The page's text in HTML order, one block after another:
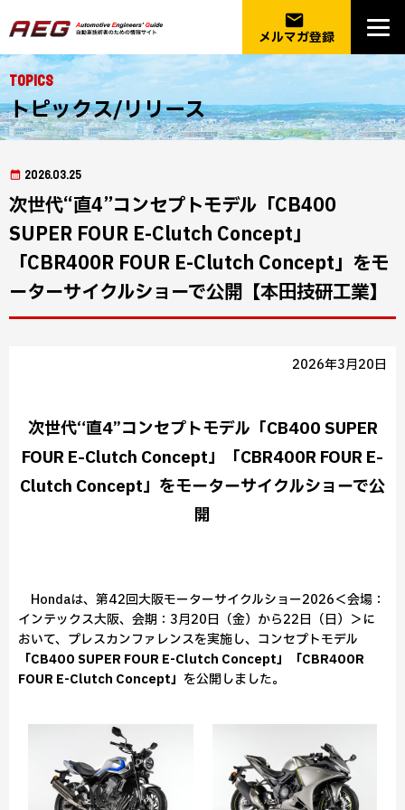
email
メルマガ登録
Topics
トピックス/リリース
2026.03.25
次世代“直4”コンセプトモデル「CB400
SUPER FOUR E-Clutch Concept」
「CBR400R FOUR E-Clutch Concept」をモ
ーターサイクルショーで公開【本田技研工業】
2026年3月20日
次世代“直4”コンセプトモデル「CB400 SUPER
FOUR E-Clutch Concept」「CBR400R FOUR E-
Clutch Concept」をモーターサイクルショーで公
開
Hondaは、第42回大阪モーターサイクルショー2026＜会場：
インテックス大阪、会期：3月20日（金）から22日（日）＞に
おいて、プレスカンファレンスを実施し、コンセプトモデル
「CB400 SUPER FOUR E-Clutch Concept」「CBR400R
FOUR E-Clutch Concept」 を公開しました。